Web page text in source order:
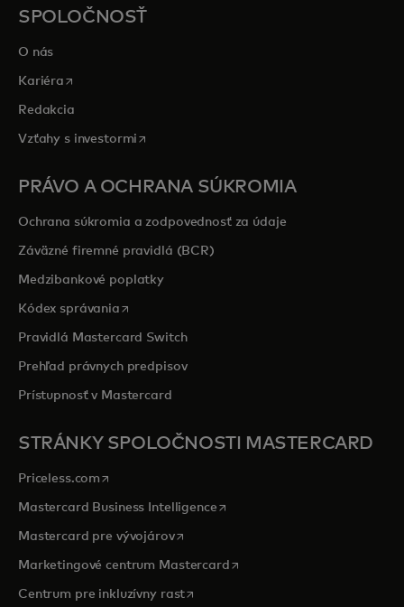
SPOLOČNOSŤ
O nás
Kariéra opens in a new tab
Redakcia
Vzťahy s investormi opens in a new tab
PRÁVO A OCHRANA SÚKROMIA
Ochrana súkromia a zodpovednosť za údaje
Záväzné firemné pravidlá (BCR)
Medzibankové poplatky
Kódex správaniaopens in a new tab
Pravidlá Mastercard Switch
Prehľad právnych predpisov
Prístupnosť v Mastercard
STRÁNKY SPOLOČNOSTI MASTERCARD
Priceless.com opens in a new tab
Mastercard Business Intelligenceopens in a new tab
Mastercard pre vývojárovopens in a new tab
Marketingové centrum Mastercardopens in a new tab
Centrum pre inkluzívny rastopens in a new tab